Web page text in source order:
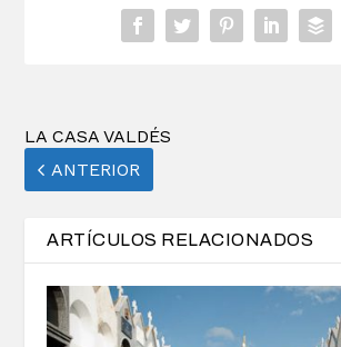
LA CASA VALDÉS
ANTERIOR
ARTÍCULOS RELACIONADOS